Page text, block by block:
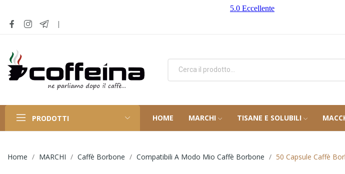
PRODOTTI HOME MARCHI TISANE E SOLUBILI
Home MARCHI Caffè Borbone Compatibili A Modo Mio Caffè Borbone 50 Capsule Caffè